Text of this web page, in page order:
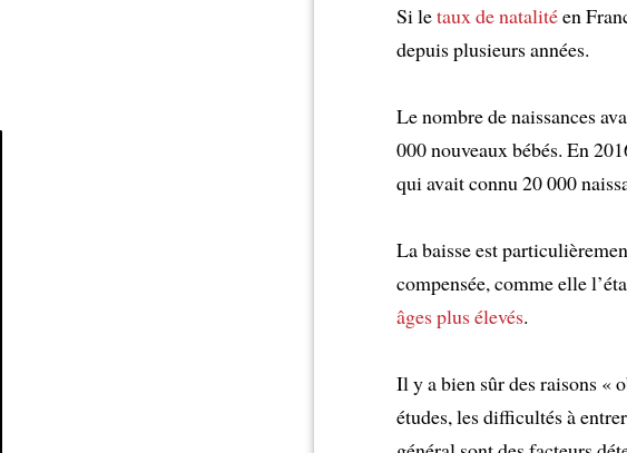
Si letaux de natalitéen
depuis plusieurs années.
Le nombre de naissances
000 nouveaux bébés. En
qui avait connu 20 000
La baisse est
compensée, comme elle
âges plus élevés.
Il y a bien sûr des raisons «
études, les difficultés à